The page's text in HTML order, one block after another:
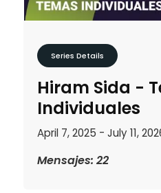
Series Details
Hiram Sida -
Individuales
April 7, 2025 - July 11,
Mensajes: 22